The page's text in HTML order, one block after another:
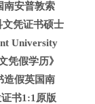
南安普敦索
凭证书硕士
University
凭假学历》
造假英国南
书1:1原版